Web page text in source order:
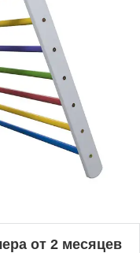
от 2 месяцев